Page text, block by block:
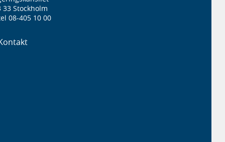
33 Stockholm
08-405 10 00